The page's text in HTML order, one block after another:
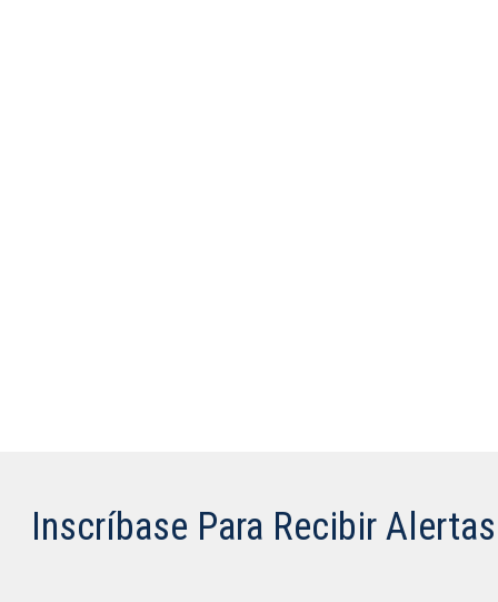
Inscríbase Para Recibir